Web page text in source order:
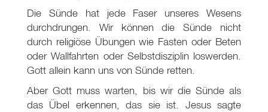
Die Sünde hat jede Faser unseres Wesens
durchdrungen. Wir können die Sünde nicht
durch religiöse Übungen wie Fasten oder Beten
oder Wallfahrten oder Selbstdisziplin loswerden.
Gott allein kann uns von Sünde retten.
Aber Gott muss warten, bis wir die Sünde als
das Übel erkennen, das sie ist. Jesus sagte